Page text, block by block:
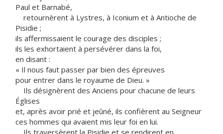
Paul et Barnabé,
retournèrent à Lystres, à Iconium et à Antioche de
Pisidie ;
ils affermissaient le courage des disciples ;
ils les exhortaient à persévérer dans la foi,
en disant :
« Il nous faut passer par bien des épreuves
pour entrer dans le royaume de Dieu. »
Ils désignèrent des Anciens pour chacune de leurs
Églises
et, après avoir prié et jeûné, ils confièrent au Seigneur
ces hommes qui avaient mis leur foi en lui.
Ils traversèrent la Pisidie et se rendirent en